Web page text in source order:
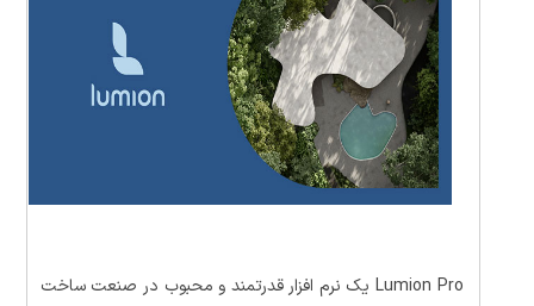
Lumion Pro یک نرم افزار قدرتمند و محبوب در صنعت ساخت